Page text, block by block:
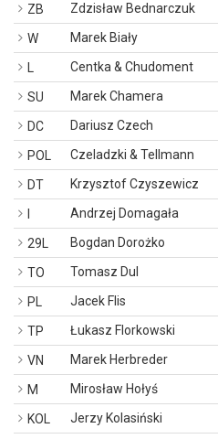
ZB Zdzisław Bednarczuk
W Marek Biały
Centka & Chudoment
SU Marek Chamera
DC Dariusz Czech
POL Czeladzki & Tellmann
DT Krzysztof Czyszewicz
Andrzej Domagała
29L Bogdan Dorożko
TO Tomasz Dul
PL Jacek Flis
TP Łukasz Florkowski
VN Marek Herbreder
M Mirosław Hołyś
KOL Jerzy Kolasiński